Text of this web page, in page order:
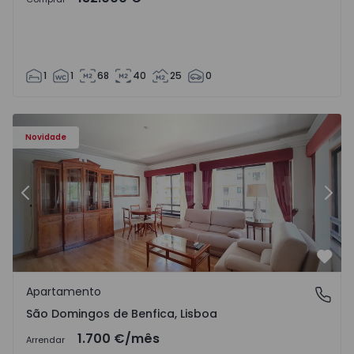
1 1 68 40 25 0
Novidade
Anterior
São Domingos de Benfica, Lisboa
Apartamento
São Domingos de Benfica, Lisboa
Arrendar 1.700 €/mês